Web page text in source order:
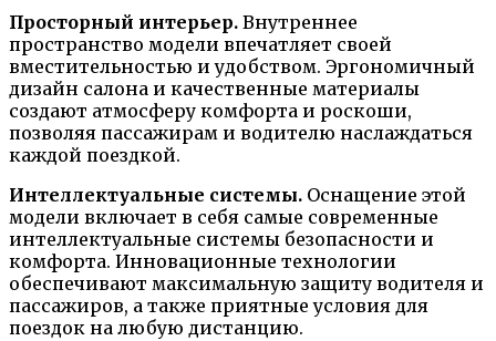
Просторный интерьер. Внутреннее
пространство модели впечатляет своей
вместительностью и удобством. Эргономичный
дизайн салона и качественные материалы
создают атмосферу комфорта и роскоши,
позволяя пассажирам и водителю наслаждаться
каждой поездкой.
Интеллектуальные системы. Оснащение этой
модели включает в себя самые современные
интеллектуальные системы безопасности и
комфорта. Инновационные технологии
обеспечивают максимальную защиту водителя и
пассажиров, а также приятные условия для
поездок на любую дистанцию.